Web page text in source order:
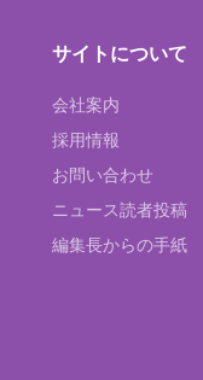
サイトについて
会社案内
採用情報
お問い合わせ
ニュース読者投稿
編集長からの手紙